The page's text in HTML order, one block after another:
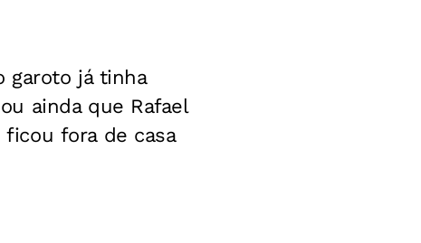
garoto já tinha
ainda que Rafael
fora de casa